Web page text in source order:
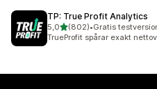
TP: True Profit Analytics
5,0av 5 stjärnor
(802)
802 recensioner totalt
•Gratis
TrueProfit spårar exakt